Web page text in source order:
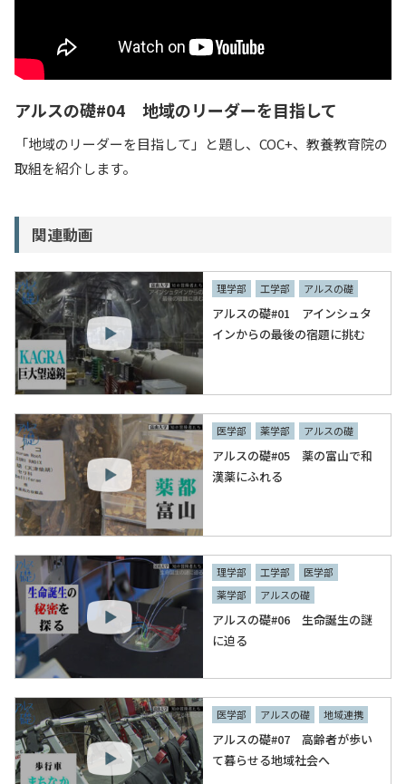
入試情報
教育・学生支援
研究・産学官連携
アルスの礎#04 地域のリーダーを目指して
「地域のリーダーを目指して」と題し、COC+、教養教育院の
取組を紹介します。
関連動画
理学部 工学部 アルスの礎
アルスの礎#01 アインシュタ
インからの最後の宿題に挑む
医学部 薬学部 アルスの礎
アルスの礎#05 薬の富山で和
漢薬にふれる
理学部 工学部
医学部
薬学部
アルスの礎
アルスの礎#06 生命誕生の謎
に迫る
医学部 アルスの礎 地域連携
アルスの礎#07 高齢者が歩い
て暮らせる地域社会へ